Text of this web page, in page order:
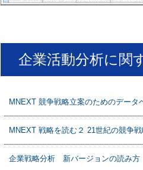
企業活動分析に関
MNEXT 競争戦略立案のためのデータ
MNEXT 戦略を読む２ 21世紀の競争
企業戦略分析 新バージョンの読み方